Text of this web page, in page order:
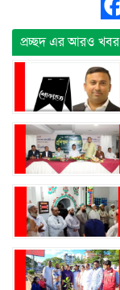
প্রচ্ছদ এর আরও খবর